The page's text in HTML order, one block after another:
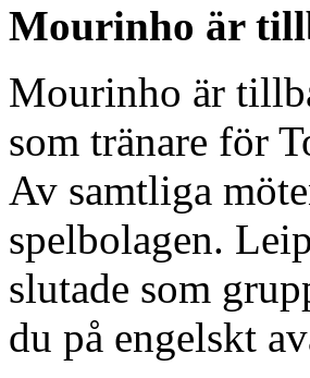
Mourinho är
Mourinho är
som tränare för
Av samtliga
spelbolagen.
slutade som
du på engelskt